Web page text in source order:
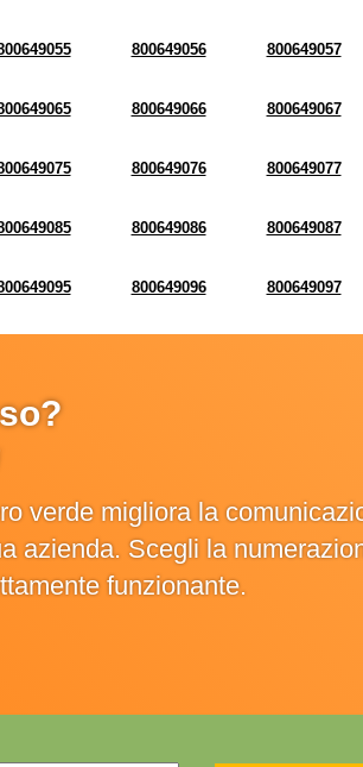
800649056 800649057
800649066 800649067
800649076 800649077
800649086 800649087
800649096 800649097
verde migliora la
azienda. Scegli la
funzionante.